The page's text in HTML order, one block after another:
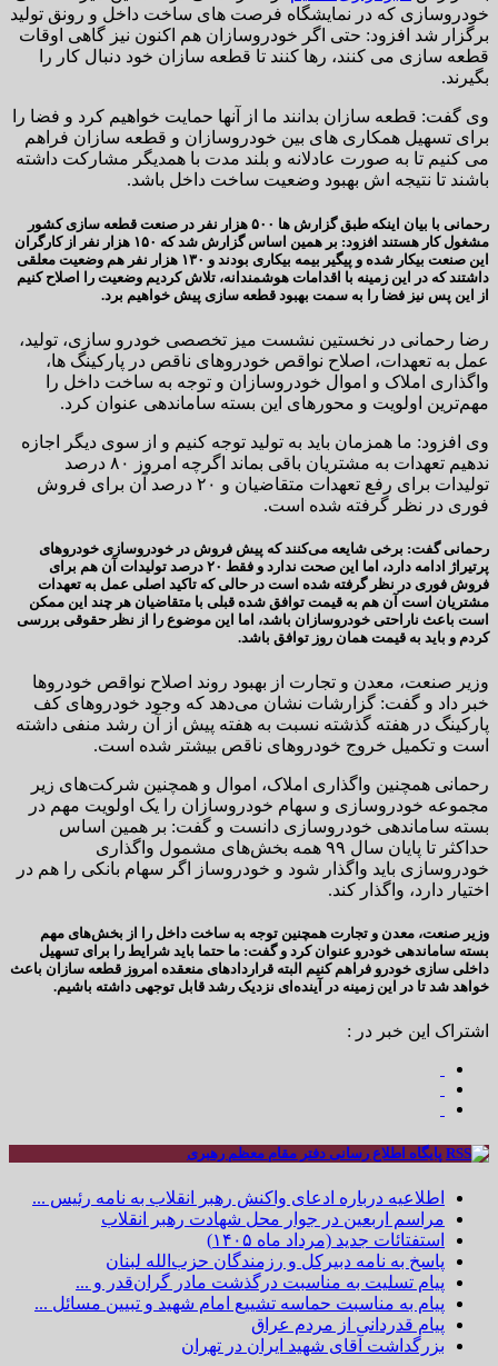
خودروسازی که در نمایشگاه فرصت های ساخت داخل و رونق تولید
برگزار شد افزود: حتی اگر خودروسازان هم اکنون نیز گاهی اوقات
قطعه سازی می کنند، رها کنند تا قطعه سازان خود دنبال کار را
بگیرند.
وی گفت: قطعه سازان بدانند ما از آنها حمایت خواهیم کرد و فضا را
برای تسهیل همکاری های بین خودروسازان و قطعه سازان فراهم
می کنیم تا به صورت عادلانه و بلند مدت با همدیگر مشارکت داشته
باشند تا نتیجه اش بهبود وضعیت ساخت داخل باشد.
رحمانی با بیان اینکه طبق گزارش ها ۵۰۰ هزار نفر در صنعت قطعه سازی کشور
مشغول کار هستند افزود: بر همین اساس گزارش شد که ۱۵۰ هزار نفر از کارگران
این صنعت بیکار شده و پیگیر بیمه بیکاری بودند و ۱۳۰ هزار نفر هم وضعیت معلقی
داشتند که در این زمینه با اقدامات هوشمندانه، تلاش کردیم وضعیت را اصلاح کنیم
از این پس نیز فضا را به سمت بهبود قطعه سازی پیش خواهیم برد.
رضا رحمانی در نخستین نشست میز تخصصی خودرو سازی، تولید،
عمل به تعهدات، اصلاح نواقص خودرو‌های ناقص در پارکینگ ها،
واگذاری املاک و اموال خودروسازان و توجه به ساخت داخل را
مهم‌ترین اولویت و محور‌های این بسته ساماندهی عنوان کرد.
وی افزود: ما همزمان باید به تولید توجه کنیم و از سوی دیگر اجازه
ندهیم تعهدات به مشتریان باقی بماند اگرچه امروز ۸۰ درصد
تولیدات برای رفع تعهدات متقاضیان و ۲۰ درصد آن برای فروش
فوری در نظر گرفته شده است.
رحمانی گفت: برخی شایعه می‌کنند که پیش فروش در خودروسازی خودرو‌های
پرتیراژ ادامه دارد، اما این صحت ندارد و فقط ۲۰ درصد تولیدات آن هم برای
فروش فوری در نظر گرفته شده است در حالی که تاکید اصلی عمل به تعهدات
مشتریان است آن هم به قیمت توافق شده قبلی با متقاضیان هر چند این ممکن
است باعث ناراحتی خودروسازان باشد، اما این موضوع را از نظر حقوقی بررسی
کردم و باید به قیمت همان روز توافق باشد.
وزیر صنعت، معدن و تجارت از بهبود روند اصلاح نواقص خودرو‌ها
خبر داد و گفت: گزارشات نشان می‌دهد که وجود خودرو‌های کف
پارکینگ در هفته گذشته نسبت به هفته پیش از آن رشد منفی داشته
است و­ تکمیل خروج خودرو‌های ناقص بیشتر شده است.
رحمانی همچنین واگذاری املاک، اموال و همچنین شرکت‌های زیر
مجموعه خودروسازی و سهام خودروسازان را یک اولویت مهم در
بسته ساماندهی خودروسازی دانست و گفت: بر همین اساس
حداکثر تا پایان سال ۹۹ همه بخش‌های مشمول واگذاری
خودروسازی باید واگذار شود و خودروساز اگر سهام بانکی را هم در
اختیار دارد، واگذار کند.
وزیر صنعت، معدن و تجارت همچنین توجه به ساخت داخل را از بخش‌های مهم
بسته ساماندهی خودرو عنوان کرد و گفت: ما حتما باید شرایط را برای تسهیل
داخلی سازی خودرو فراهم کنیم البته قرارداد‌های منعقده امروز قطعه سازان باعث
خواهد شد تا در این زمینه در آینده‌ای نزدیک رشد قابل توجهی داشته باشیم.
اشتراک این خبر در :
پایگاه اطلاع رسانی دفتر مقام معظم رهبری
اطلاعیه درباره ادعای واکنش رهبر انقلاب به نامه رئیس ...
مراسم اربعین در جوار محل شهادت رهبر انقلاب
استفتائات جدید (مرداد ماه ۱۴۰۵)
پاسخ به نامه دبیرکل و رزمندگان حزب‌الله لبنان
پیام تسلیت به مناسبت درگذشت مادر گران‌قدر و ...
پیام به مناسبت حماسه تشییع امام شهید و تبیین مسائل ...
پیام قدردانی از مردم عراق
بزرگداشت آقای شهید ایران در تهران